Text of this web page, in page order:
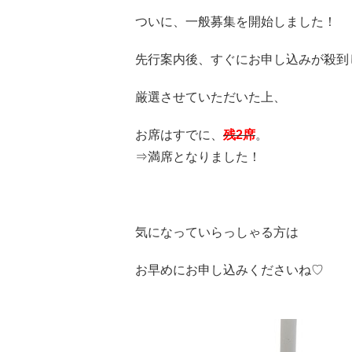
ついに、一般募集を開始しました！
先行案内後、すぐにお申し込みが殺到
厳選させていただいた上、
お席はすでに、 残2席。
⇒満席となりました！
気になっていらっしゃる方は
お早めにお申し込みくださいね♡